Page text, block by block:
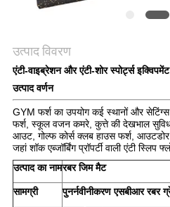
उत्पाद विवरण
एंटी-वाइब्रेशन और एंटी-शोर स्पोर्ट्स
उत्पाद वर्णन
GYM फर्श का उपयोग कई स्थानों और
फर्श, स्कूल वजन कमरे, कुत्ते की देखभाल
आउट, गोल्फ कोर्स क्लब हाउस फर्श,
जहां शॉक एब्जॉर्बिंग प्रॉपर्टी वाली एंटी स्लिप
उत्पाद का नामरबर जिम मैट
सामग्री
पुनर्नवीनीकरण एसबीआर रबर